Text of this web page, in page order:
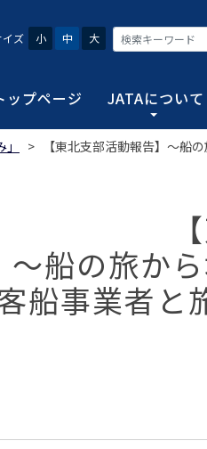
イズ 小 中 大
ップページ JATAについて
本旅行業協会は、旅行需要の
、併せて会員相互の連絡協調
員に共通する利益を図る業務
旅行業協会(JATA)の基本情報
テナブルへの取組み
会へ入会するための手続き情
や消費者苦情対応報告等、旅
光産業共通プラットフォーム
旅行会社、官公庁・自治体・
のご案内
行会社をご利用される旅行者
相談やご利用旅行業者が倒産
心・安全で快適な旅のための情
安心・安全で快適な旅のための
覧
行業者等は登録の業務範囲に
上の営業所では二名以上)選任
和8年度総合旅行業務取扱管理
受験案内
々な旅行業の数字データ、
が国のクルーズ等の動向につい
2025年1月～12月 フライ&クル
実態調査 (PDF / JATA調べ)
実態調査 (PDF / JATA調べ)
> 【東北支部活動報告】～船
～船の旅か
客船事業者